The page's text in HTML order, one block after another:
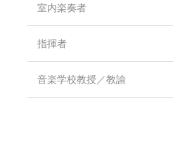
室内楽奏者
指揮者
音楽学校教授／教諭